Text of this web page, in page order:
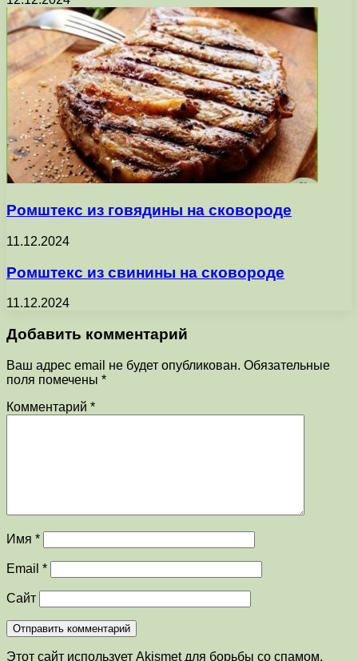
Ромштекс из говядины на сковороде
11.12.2024
Ромштекс из свинины на сковороде
11.12.2024
Добавить комментарий
Ваш адрес email не будет опубликован. Обязательные
поля помечены *
Комментарий *
Имя *
Email *
Сайт
Этот сайт использует Akismet для борьбы со спамом.